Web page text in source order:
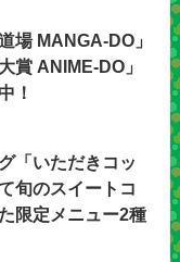
場 MANGA-DO」
賞 ANIME-DO」
！
「いただきコッ
旬のスイートコ
限定メニュー2種